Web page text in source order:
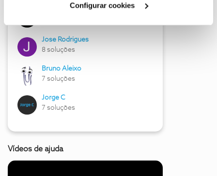
Configurar cookies
Jose Rodrigues
8 soluções
Bruno Aleixo
7 soluções
Jorge C
7 soluções
Vídeos de ajuda